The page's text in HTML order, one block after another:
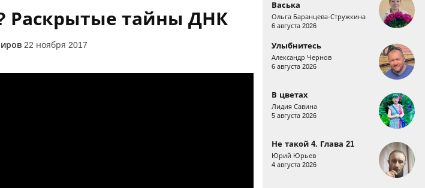
Раскрытые тайны ДНК
22 ноября 2017
Васька
Ольга Баранцева-Стружкина
6 августа 2026
Улыбнитесь
Александр Чернов
6 августа 2026
В цветах
Лидия Савина
5 августа 2026
Не такой 4. Глава 21
Юрий Юрьев
4 августа 2026